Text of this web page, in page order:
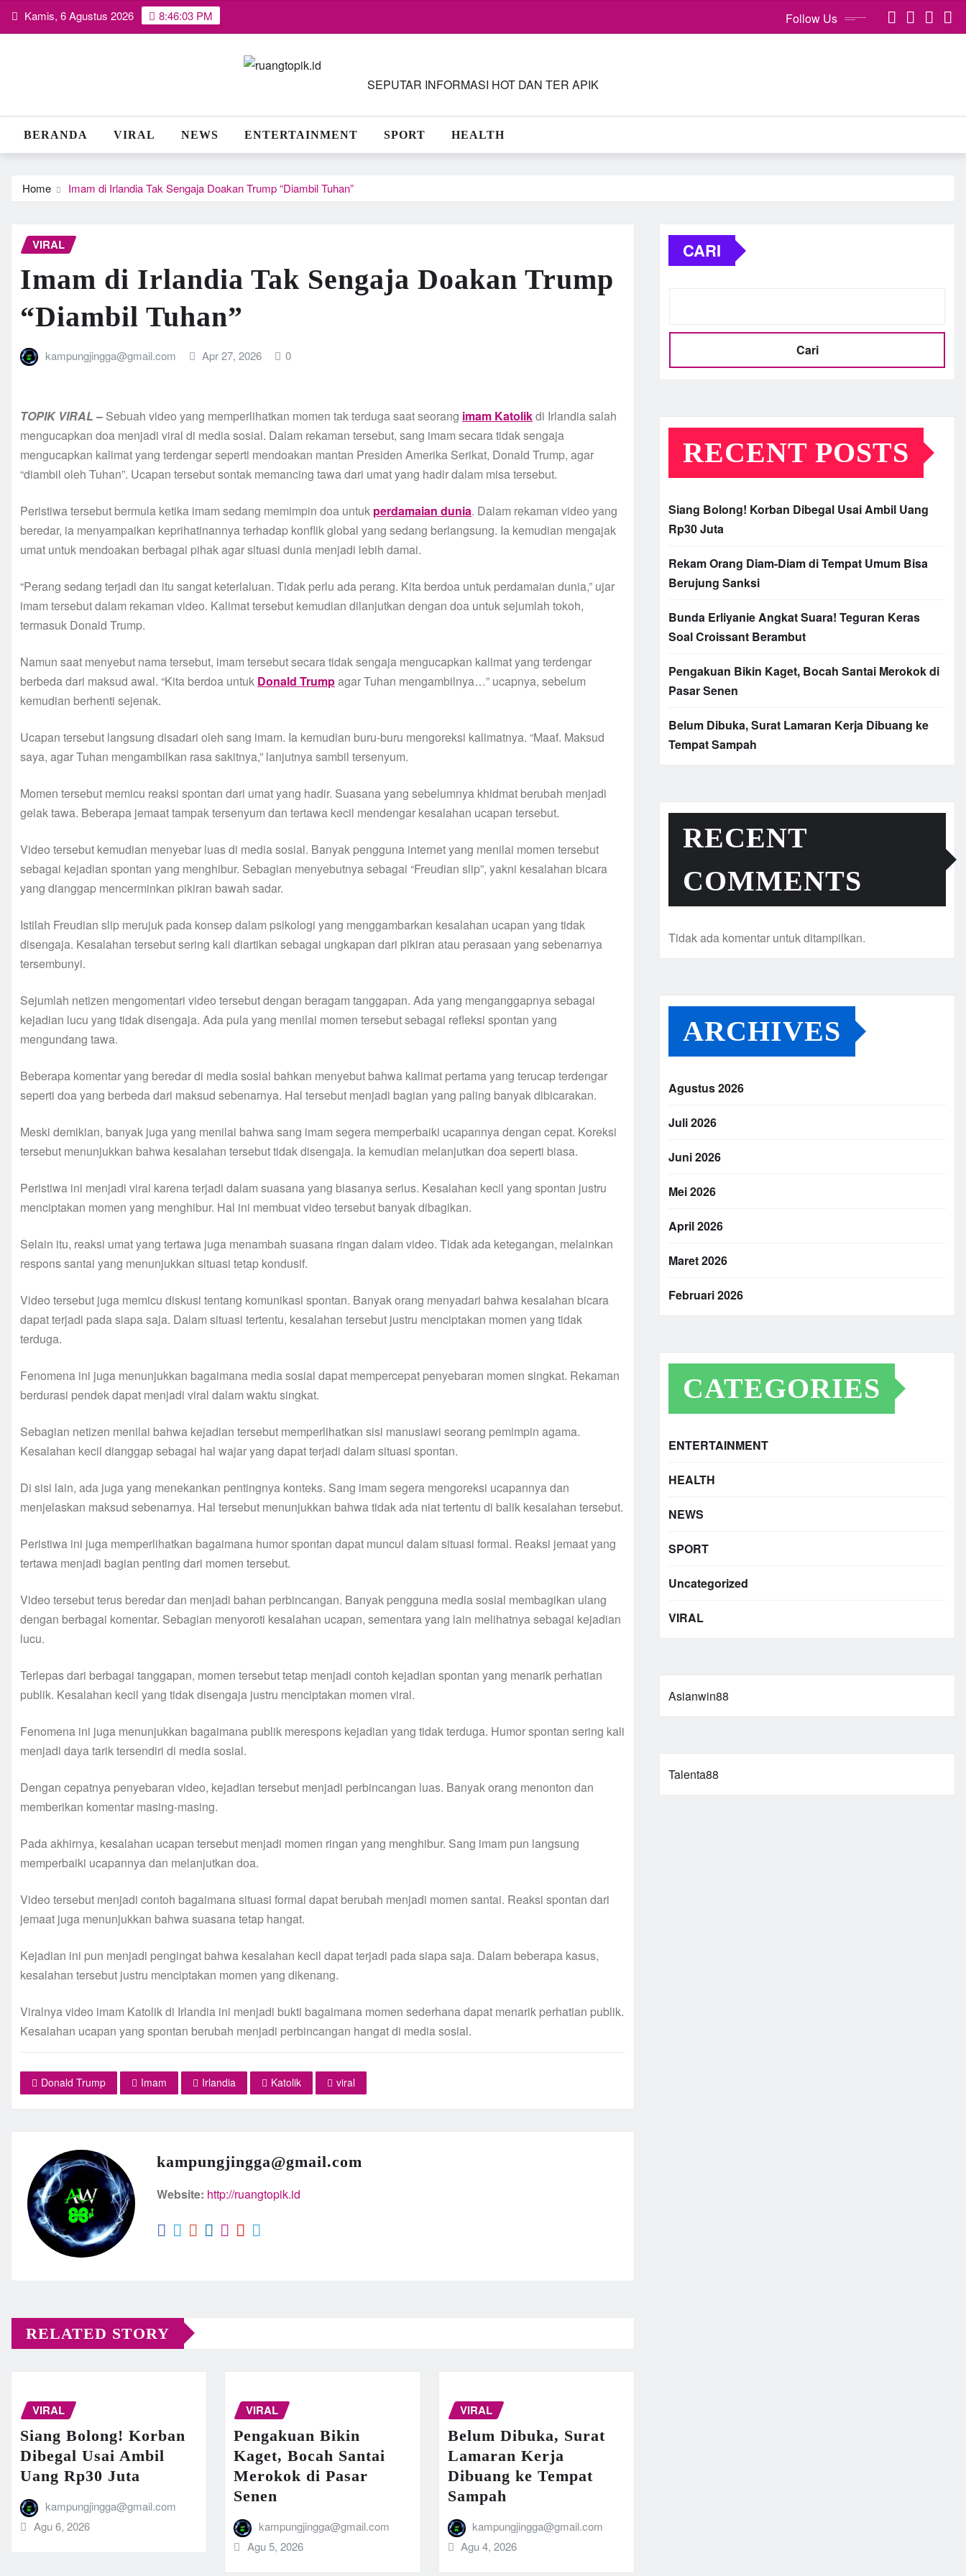
Skip Kamis, 6 Agustus 2026 8:46:04 PM Follow Us
SEPUTAR INFORMASI HOT DAN TER APIK
BERANDA VIRAL NEWS ENTERTAINMENT SPORT HEALTH
Home Imam di Irlandia Tak Sengaja Doakan Trump “Diambil Tuhan”
VIRAL
Imam di Irlandia Tak Sengaja Doakan Trump
“Diambil Tuhan”
kampungjingga@gmail.com Apr 27, 2026 0
TOPIK VIRAL – Sebuah video yang memperlihatkan momen tak terduga saat seorang imam Katolikdi Irlandia salah
mengucapkan doa menjadi viral di media sosial. Dalam rekaman tersebut, sang imam secara tidak sengaja
mengucapkan kalimat yang terdengar seperti mendoakan mantan Presiden Amerika Serikat, Donald Trump, agar
“diambil oleh Tuhan”. Ucapan tersebut sontak memancing tawa dari umat yang hadir dalam misa tersebut.
Peristiwa tersebut bermula ketika imam sedang memimpin doa untuk perdamaian dunia. Dalam rekaman video yang
beredar, ia menyampaikan keprihatinannya terhadap konflik global yang sedang berlangsung. Ia kemudian mengajak
umat untuk mendoakan berbagai pihak agar situasi dunia menjadi lebih damai.
“Perang sedang terjadi dan itu sangat keterlaluan. Tidak perlu ada perang. Kita berdoa untuk perdamaian dunia,” ujar
imam tersebut dalam rekaman video. Kalimat tersebut kemudian dilanjutkan dengan doa untuk sejumlah tokoh,
termasuk Donald Trump.
Namun saat menyebut nama tersebut, imam tersebut secara tidak sengaja mengucapkan kalimat yang terdengar
berbeda dari maksud awal. “Kita berdoa untuk Donald Trumpagar Tuhan mengambilnya…” ucapnya, sebelum
kemudian berhenti sejenak.
Ucapan tersebut langsung disadari oleh sang imam. Ia kemudian buru-buru mengoreksi kalimatnya. “Maaf. Maksud
saya, agar Tuhan mengambilkan rasa sakitnya,” lanjutnya sambil tersenyum.
Momen tersebut memicu reaksi spontan dari umat yang hadir. Suasana yang sebelumnya khidmat berubah menjadi
gelak tawa. Beberapa jemaat tampak tersenyum dan tertawa kecil mendengar kesalahan ucapan tersebut.
Video tersebut kemudian menyebar luas di media sosial. Banyak pengguna internet yang menilai momen tersebut
sebagai kejadian spontan yang menghibur. Sebagian menyebutnya sebagai “Freudian slip”, yakni kesalahan bicara
yang dianggap mencerminkan pikiran bawah sadar.
Istilah Freudian slip merujuk pada konsep dalam psikologi yang menggambarkan kesalahan ucapan yang tidak
disengaja. Kesalahan tersebut sering kali diartikan sebagai ungkapan dari pikiran atau perasaan yang sebenarnya
tersembunyi.
Sejumlah netizen mengomentari video tersebut dengan beragam tanggapan. Ada yang menganggapnya sebagai
kejadian lucu yang tidak disengaja. Ada pula yang menilai momen tersebut sebagai refleksi spontan yang
mengundang tawa.
Beberapa komentar yang beredar di media sosial bahkan menyebut bahwa kalimat pertama yang terucap terdengar
seperti doa yang berbeda dari maksud sebenarnya. Hal tersebut menjadi bagian yang paling banyak dibicarakan.
Meski demikian, banyak juga yang menilai bahwa sang imam segera memperbaiki ucapannya dengan cepat. Koreksi
tersebut menunjukkan bahwa kesalahan tersebut tidak disengaja. Ia kemudian melanjutkan doa seperti biasa.
Peristiwa ini menjadi viral karena terjadi dalam suasana yang biasanya serius. Kesalahan kecil yang spontan justru
menciptakan momen yang menghibur. Hal ini membuat video tersebut banyak dibagikan.
Selain itu, reaksi umat yang tertawa juga menambah suasana ringan dalam video. Tidak ada ketegangan, melainkan
respons santai yang menunjukkan situasi tetap kondusif.
Video tersebut juga memicu diskusi tentang komunikasi spontan. Banyak orang menyadari bahwa kesalahan bicara
dapat terjadi pada siapa saja. Dalam situasi tertentu, kesalahan tersebut justru menciptakan momen yang tidak
terduga.
Fenomena ini juga menunjukkan bagaimana media sosial dapat mempercepat penyebaran momen singkat. Rekaman
berdurasi pendek dapat menjadi viral dalam waktu singkat.
Sebagian netizen menilai bahwa kejadian tersebut memperlihatkan sisi manusiawi seorang pemimpin agama.
Kesalahan kecil dianggap sebagai hal wajar yang dapat terjadi dalam situasi spontan.
Di sisi lain, ada juga yang menekankan pentingnya konteks. Sang imam segera mengoreksi ucapannya dan
menjelaskan maksud sebenarnya. Hal tersebut menunjukkan bahwa tidak ada niat tertentu di balik kesalahan tersebut.
Peristiwa ini juga memperlihatkan bagaimana humor spontan dapat muncul dalam situasi formal. Reaksi jemaat yang
tertawa menjadi bagian penting dari momen tersebut.
Video tersebut terus beredar dan menjadi bahan perbincangan. Banyak pengguna media sosial membagikan ulang
dengan berbagai komentar. Sebagian menyoroti kesalahan ucapan, sementara yang lain melihatnya sebagai kejadian
lucu.
Terlepas dari berbagai tanggapan, momen tersebut tetap menjadi contoh kejadian spontan yang menarik perhatian
publik. Kesalahan kecil yang tidak disengaja justru menciptakan momen viral.
Fenomena ini juga menunjukkan bagaimana publik merespons kejadian yang tidak terduga. Humor spontan sering kali
menjadi daya tarik tersendiri di media sosial.
Dengan cepatnya penyebaran video, kejadian tersebut menjadi perbincangan luas. Banyak orang menonton dan
memberikan komentar masing-masing.
Pada akhirnya, kesalahan ucapan tersebut menjadi momen ringan yang menghibur. Sang imam pun langsung
memperbaiki ucapannya dan melanjutkan doa.
Video tersebut menjadi contoh bagaimana situasi formal dapat berubah menjadi momen santai. Reaksi spontan dari
jemaat juga menunjukkan bahwa suasana tetap hangat.
Kejadian ini pun menjadi pengingat bahwa kesalahan kecil dapat terjadi pada siapa saja. Dalam beberapa kasus,
kesalahan tersebut justru menciptakan momen yang dikenang.
Viralnya video imam Katolik di Irlandia ini menjadi bukti bagaimana momen sederhana dapat menarik perhatian publik.
Kesalahan ucapan yang spontan berubah menjadi perbincangan hangat di media sosial.
Donald Trump Imam Irlandia Katolik viral
kampungjingga@gmail.com
Website: http://ruangtopik.id
RELATED STORY
VIRAL
Siang Bolong! Korban
Dibegal Usai Ambil
Uang Rp30 Juta
kampungjingga@gmail.com
Agu 6, 2026
VIRAL
Pengakuan Bikin
Kaget, Bocah Santai
Merokok di Pasar
Senen
kampungjingga@gmail.com
Agu 5, 2026
VIRAL
Belum Dibuka, Surat
Lamaran Kerja
Dibuang ke Tempat
Sampah
kampungjingga@gmail.com
Agu 4, 2026
CARI
Cari
RECENT POSTS
Siang Bolong! Korban Dibegal Usai Ambil Uang
Rp30 Juta
Rekam Orang Diam-Diam di Tempat Umum Bisa
Berujung Sanksi
Bunda Erliyanie Angkat Suara! Teguran Keras
Soal Croissant Berambut
Pengakuan Bikin Kaget, Bocah Santai Merokok di
Pasar Senen
Belum Dibuka, Surat Lamaran Kerja Dibuang ke
Tempat Sampah
RECENT
COMMENTS
Tidak ada komentar untuk ditampilkan.
ARCHIVES
Agustus 2026
Juli 2026
Juni 2026
Mei 2026
April 2026
Maret 2026
Februari 2026
CATEGORIES
ENTERTAINMENT
HEALTH
NEWS
SPORT
Uncategorized
VIRAL
Asianwin88
Talenta88